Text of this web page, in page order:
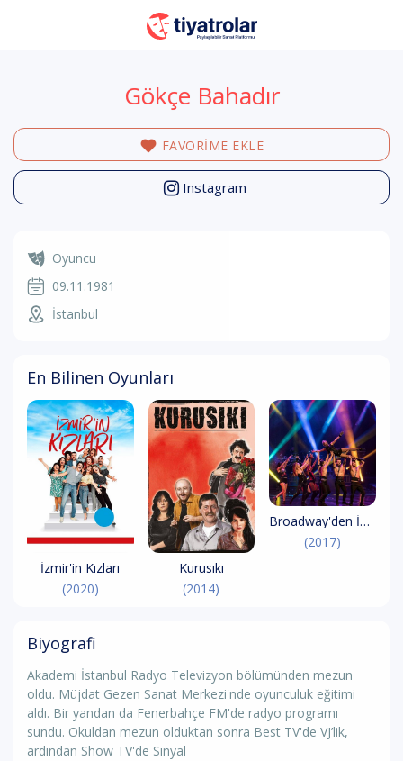
Gökçe Bahadır
FAVORİME EKLE
Instagram
Oyuncu
09.11.1981
İstanbul
En Bilinen Oyunları
İzmir'in Kızları
(2020)
Kurusıkı
(2014)
Broadway'den İstanbul'a Müzikaller
(2017)
Biyografi
Akademi İstanbul Radyo Televizyon bölümünden mezun
oldu. Müjdat Gezen Sanat Merkezi'nde oyunculuk eğitimi
aldı. Bir yandan da Fenerbahçe FM'de radyo programı
sundu. Okuldan mezun olduktan sonra Best TV'de VJ’lik,
ardından Show TV'de Sinyal